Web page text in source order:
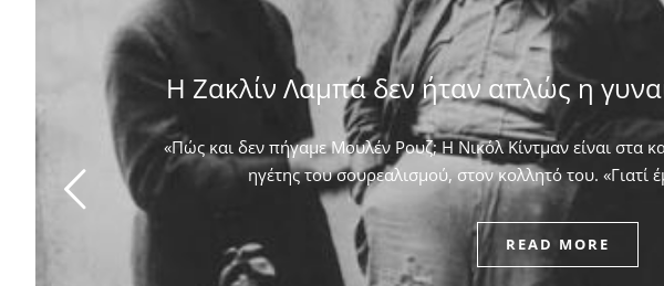
Η Ζακλίν Λαμπά δεν ήταν απλώς η
«Πώς και δεν πήγαμε Μουλέν Ρουζ; Η Νικόλ Κίντμαν είναι στα
ηγέτης του σουρεαλισμού, στον κολλητό του. ​«Γιατί
READ MORE